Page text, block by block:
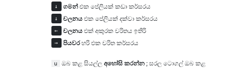
↓ ගමන්එක පේලියක් කඩා කර්සරය
↓ චලනයඑක පේලියක් දක්වා කර්සරය
← චලනයඑක් අකුරක චරිතය ඉතිරි
→ පියවරහරි එක චරිත කර්සරය
u ඔබ කළ සියල්ල අහෝසි කරන්න ; සරල ටොගල් ඔබ කළ